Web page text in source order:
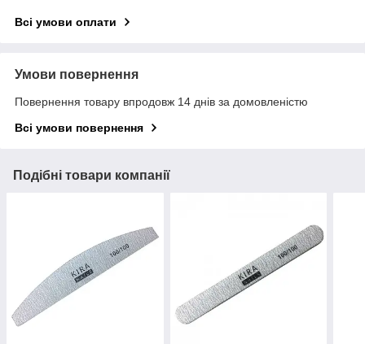
Всі умови оплати
Умови повернення
Повернення товару впродовж 14 днів за домовленістю
Всі умови повернення
Подібні товари компанії